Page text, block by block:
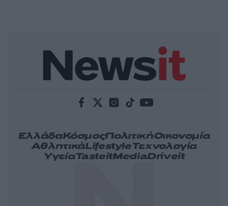
ΕλλάδαΚόσμοςΠολιτικήΟικονομία
ΑθλητικάLifestyleΤεχνολογία
ΥγείαTasteitMediaDriveit